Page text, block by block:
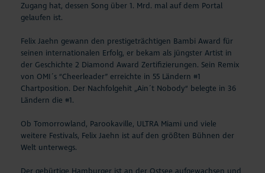
Zugang hat, dessen Song über 1. Mrd. mal auf dem Portal
gelaufen ist.
Felix Jaehn gewann den prestigeträchtigen Bambi Award für
seinen internationalen Erfolg, er bekam als jüngster Artist in
der Geschichte 2 Diamond Award Zertifizierungen. Sein Remix
von OMI´s “Cheerleader” erreichte in 55 Ländern #1
Chartposition. Der Nachfolgehit „Ain´t Nobody“ belegte in 36
Ländern die #1.
Ob Tomorrowland, Parookaville, ULTRA Miami und viele
weitere Festivals, Felix Jaehn ist auf den größten Bühnen der
Welt unterwegs.
Der gebürtige Hamburger ist an der Ostsee aufgewachsen und